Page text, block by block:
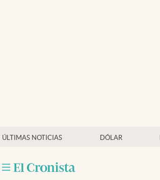
ÚLTIMAS NOTICIAS DÓLAR
Mercados Online